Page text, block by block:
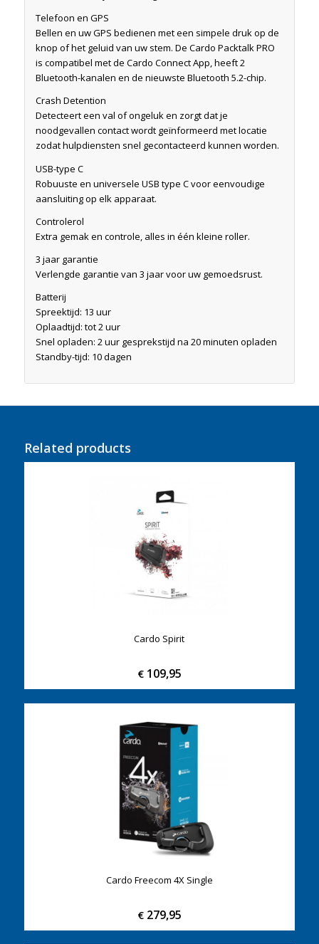
Telefoon en GPS
Bellen en uw GPS bedienen met een simpele druk op de
knop of het geluid van uw stem. De Cardo Packtalk PRO
is compatibel met de Cardo Connect App, heeft 2
Bluetooth-kanalen en de nieuwste Bluetooth 5.2-chip.
Crash Detention
Detecteert een val of ongeluk en zorgt dat je
noodgevallen contact wordt geïnformeerd met locatie
zodat hulpdiensten snel gecontacteerd kunnen worden.
USB-type C
Robuuste en universele USB type C voor eenvoudige
aansluiting op elk apparaat.
Controlerol
Extra gemak en controle, alles in één kleine roller.
3 jaar garantie
Verlengde garantie van 3 jaar voor uw gemoedsrust.
Batterij
Spreektijd: 13 uur
Oplaadtijd: tot 2 uur
Snel opladen: 2 uur gesprekstijd na 20 minuten opladen
Standby-tijd: 10 dagen
Related products
Cardo Spirit
€109,95
Cardo Freecom 4X Single
€279,95